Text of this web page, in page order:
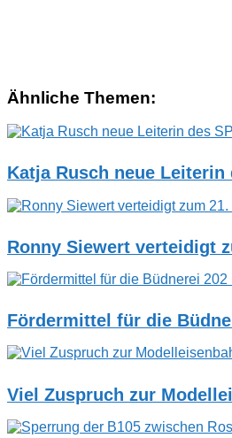
Ähnliche Themen:
Katja Rusch neue
Ronny Siewert verteidigt
Fördermittel für die
Viel Zuspruch zur